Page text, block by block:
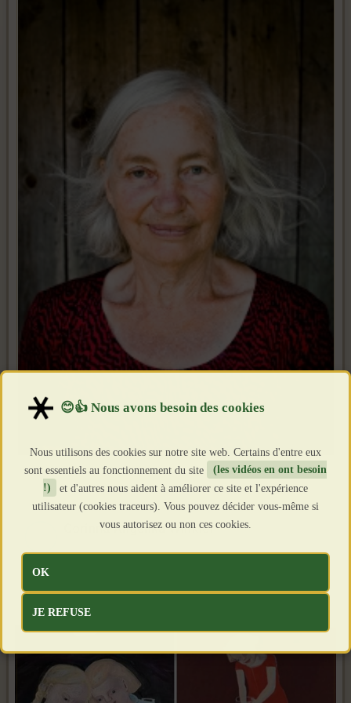
Nous utilisons des cookies sur notre site web. Certains d'entre eux
sont essentiels au fonctionnement du site
(les vidéos en ont besoin
!)
et d'autres nous aident à améliorer ce site et l'expérience
utilisateur (cookies traceurs). Vous pouvez décider vous-même si
vous autorisez ou non ces cookies.
OK
JE REFUSE